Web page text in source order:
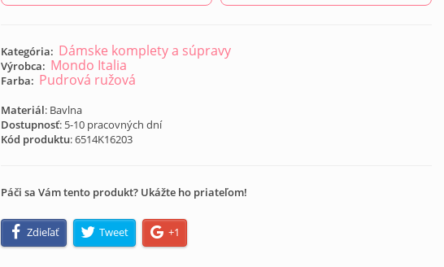
Kategória: Dámske komplety a súpravy
Výrobca: Mondo Italia
Farba: Pudrová ružová
Materiál: Bavlna
Dostupnosť: 5-10 pracovných dní
Kód produktu:6514K16203
Páči sa Vám tento produkt? Ukážte ho priateľom!
Zdieľať Tweet +1